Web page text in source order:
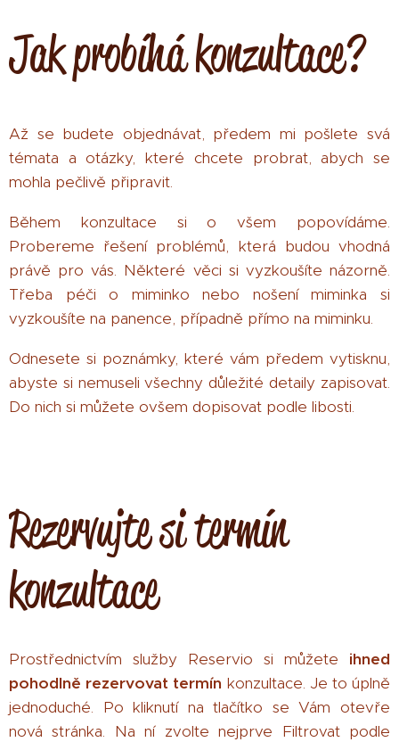
Jak probíhá konzultace?
Až se budete objednávat, předem mi pošlete svá
témata a otázky, které chcete probrat, abych se
mohla pečlivě připravit.
Během konzultace si o všem popovídáme.
Probereme řešení problémů, která budou vhodná
právě pro vás. Některé věci si vyzkoušíte názorně.
Třeba péči o miminko nebo nošení miminka si
vyzkoušíte na panence, případně přímo na miminku.
Odnesete si poznámky, které vám předem vytisknu,
abyste si nemuseli všechny důležité detaily zapisovat.
Do nich si můžete ovšem dopisovat podle libosti.
Rezervujte si termín
konzultace
Prostřednictvím služby Reservio si můžete ihned
pohodlně rezervovat termín konzultace. Je to úplně
jednoduché. Po kliknutí na tlačítko se Vám otevře
nová stránka. Na ní zvolte nejprve Filtrovat podle